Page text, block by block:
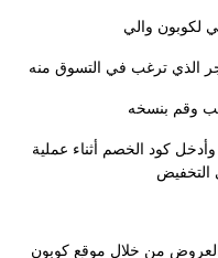
كود الخصم أثناء عملية
من خلال موقع كوبون